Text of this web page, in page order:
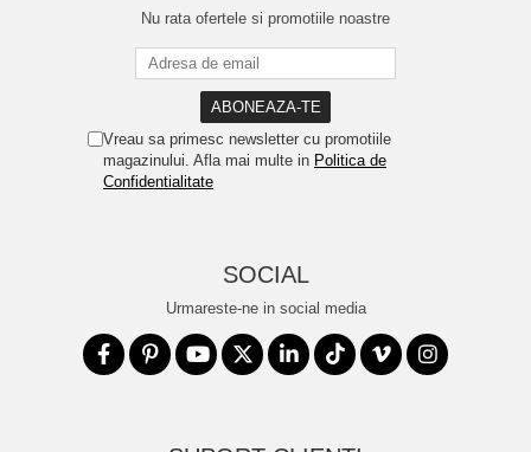
Nu rata ofertele si promotiile noastre
Vreau sa primesc newsletter cu promotiile
magazinului. Afla mai multe in Politica de
Confidentialitate
SOCIAL
Urmareste-ne in social media